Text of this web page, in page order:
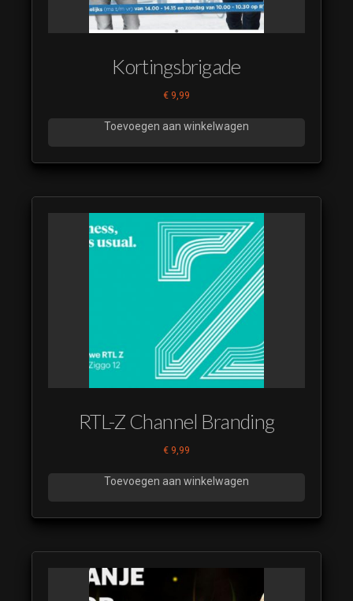
Kortingsbrigade
€ 9,99
Toevoegen aan winkelwagen
RTL-Z Channel Branding
€ 9,99
Toevoegen aan winkelwagen